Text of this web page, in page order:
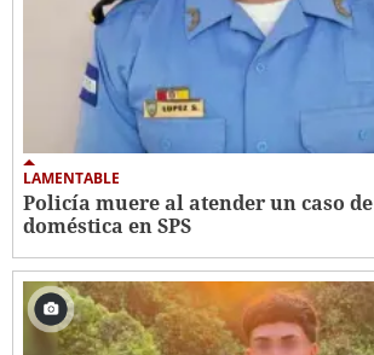
LAMENTABLE
Policía muere al atender un caso
doméstica en SPS